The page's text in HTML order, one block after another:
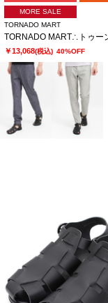
MORE SALE
TORNADO MART
￥13,068(税込) 40%OFF